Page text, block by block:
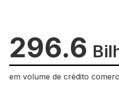
296.6
em volume de crédito